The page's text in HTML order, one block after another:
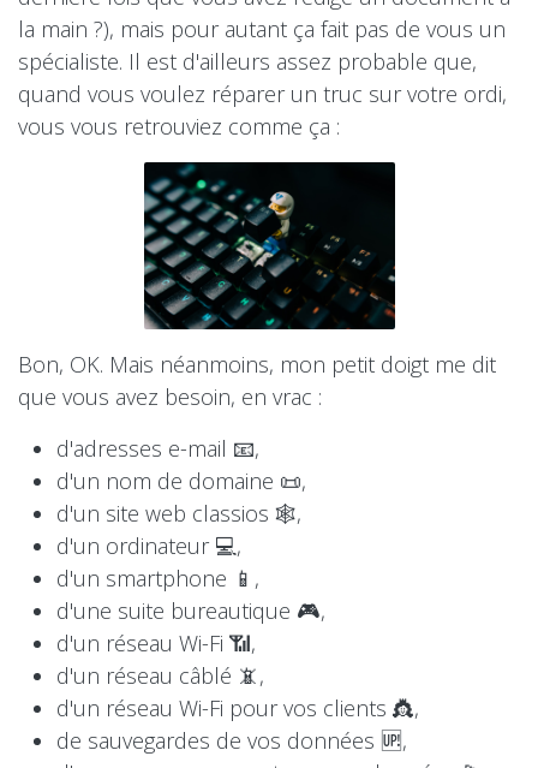
la main ?), mais pour autant ça fait pas de vous un
spécialiste. Il est d'ailleurs assez probable que,
quand vous voulez réparer un truc sur votre ordi,
vous vous retrouviez comme ça :
Bon, OK. Mais néanmoins, mon petit doigt me dit
que vous avez besoin, en vrac :
d'adresses e-mail 📧,
d'un nom de domaine 📜,
d'un site web classios 🕸,
d'un ordinateur 💻,
d'un smartphone 📱,
d'une suite bureautique 🎮,
d'un réseau Wi-Fi 📶,
d'un réseau câblé 📵,
d'un réseau Wi-Fi pour vos clients 👸,
de sauvegardes de vos données 🆙,